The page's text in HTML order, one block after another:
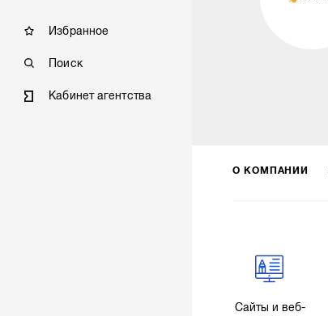
Избранное
Поиск
Кабинет агентства
О КОМПАНИИ
Сайты и веб-